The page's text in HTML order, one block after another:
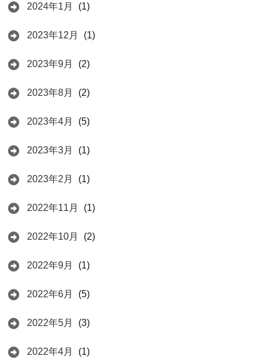
2024年1月 (1)
2023年12月 (1)
2023年9月 (2)
2023年8月 (2)
2023年4月 (5)
2023年3月 (1)
2023年2月 (1)
2022年11月 (1)
2022年10月 (2)
2022年9月 (1)
2022年6月 (5)
2022年5月 (3)
2022年4月 (1)